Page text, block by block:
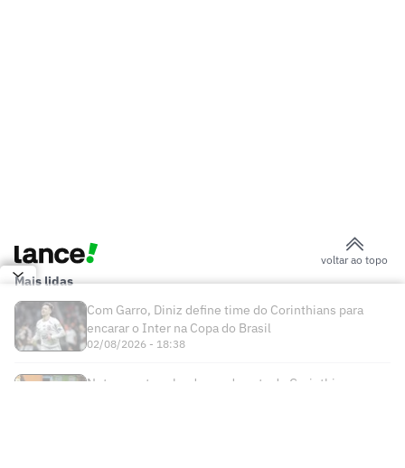
Meia sofre nova lesão e volta a ser
desfalque no Atlético
Os números que explicam a má fase de
Lucho Acosta no Fluminense
Vasco e Racing se acertam, e Sosa deve